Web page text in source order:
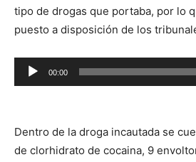
tipo de drogas que portaba, por lo
puesto a disposición de los
Reproductor
de
00:00
Dentro de la droga incautada se
de clorhidrato de cocaina, 9